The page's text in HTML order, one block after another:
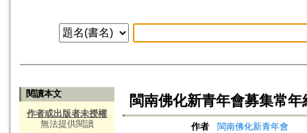
閱讀本文
作者或出版者未授權
無法提供閱讀
閩南佛化新青年會募集常年
作者
閩南佛化新青年會